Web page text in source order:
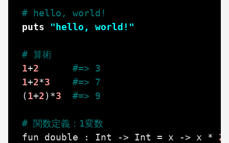
# hello, world!
puts
"hello, world!"
# 算術
1+2
#=> 3
1+2*3
#=> 7
(1+2) *3 #=> 9
# 関数定義：1変数
fun
double : Int -> Int = x -> x * 2